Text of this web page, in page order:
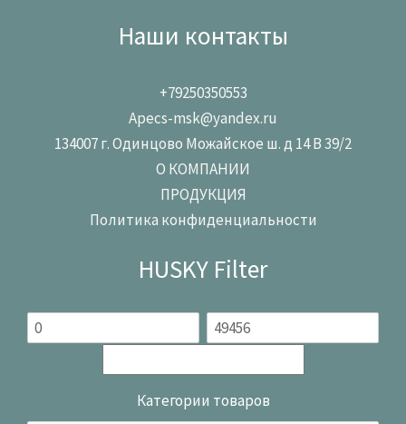
Наши контакты
+79250350553
Apecs-msk@yandex.ru
134007 г. Одинцово Можайское ш. д 14 В 39/2
О КОМПАНИИ
ПРОДУКЦИЯ
Политика конфиденциальности
HUSKY Filter
Категории товаров